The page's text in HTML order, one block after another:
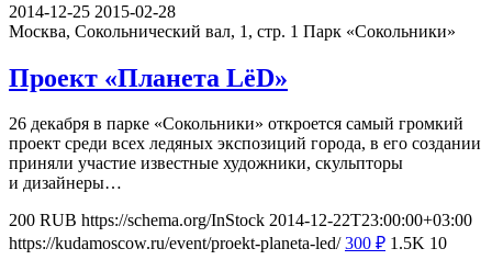
2014-12-25 2015-02-28
Москва, Сокольнический вал, 1, стр. 1 Парк «Сокольники»
Проект «Планета LёD»
26 декабря в парке «Сокольники» откроется самый громкий
проект среди всех ледяных экспозиций города, в его создании
приняли участие известные художники, скульпторы
и дизайнеры…
200 RUB https://schema.org/InStock 2014-12-22T23:00:00+03:00
https://kudamoscow.ru/event/proekt-planeta-led/ 300 ₽ 1.5K 10